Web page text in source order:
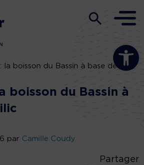
Ouvrir la
la boisson du Bassin à base de
boisson du Bassin à
par Camille Coudy
Partager